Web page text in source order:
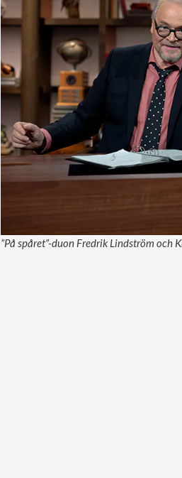
”På spåret”-duon Fredrik Lindström och